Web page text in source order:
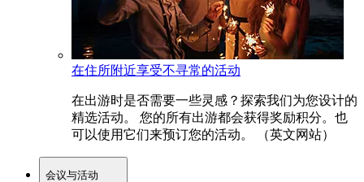
在住所附近享受不寻常的活动
在出游时是否需要一些灵感？探索我们为您设计的
精选活动。 您的所有出游都会获得奖励积分。也
可以使用它们来预订您的活动。 （英文网站）
会议与活动